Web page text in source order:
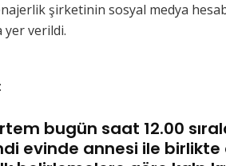
şirketinin sosyal medya
yer verildi.
bugün saat 12.00
evinde annesi ile birlikte